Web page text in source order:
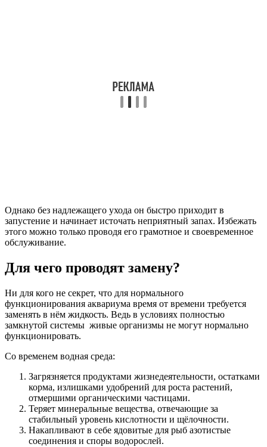
Однако без надлежащего ухода он быстро приходит в
запустение и начинает источать неприятный запах. Избежать
этого можно только проводя его грамотное и своевременное
обслуживание.
Для чего проводят замену?
Ни для кого не секрет, что для нормального
функционирования аквариума время от времени требуется
заменять в нём жидкость. Ведь в условиях полностью
замкнутой системы живые организмы не могут нормально
функционировать.
Со временем водная среда:
Загрязняется продуктами жизнедеятельности, остатками
корма, излишками удобрений для роста растений,
отмершими органическими частицами.
Теряет минеральные вещества, отвечающие за
стабильный уровень кислотности и щёлочности.
Накапливают в себе ядовитые для рыб азотистые
соединения и споры водорослей.